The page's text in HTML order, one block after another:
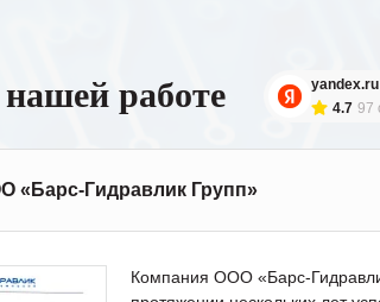
работе
yandex.ru
4.7 97
«Барс-Гидравлик Групп»
Компания ООО «Барс-